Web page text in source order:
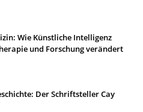
Wie Künstliche Intelligenz
und Forschung verändert
Der Schriftsteller Cay